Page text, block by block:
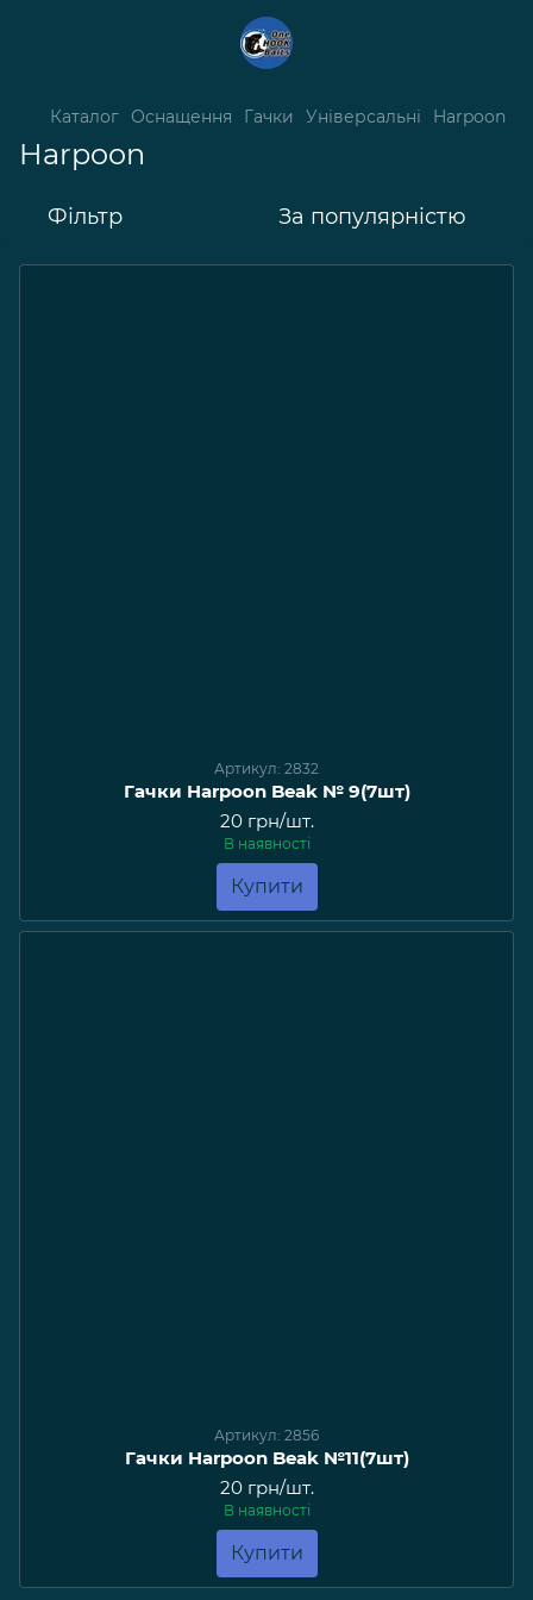
Каталог Оснащення Гачки Універсальні Harpoon
Harpoon
Фільтр За популярністю
Артикул: 2832
Гачки Harpoon Beak № 9(7шт)
20 грн/шт.
В наявності
Купити
Артикул: 2856
Гачки Harpoon Beak №11(7шт)
20 грн/шт.
В наявності
Купити